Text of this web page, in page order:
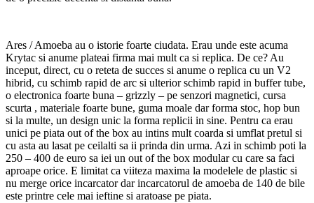
Ares / Amoeba au o istorie foarte ciudata. Erau unde este acuma
Krytac si anume plateai firma mai mult ca si replica. De ce? Au
inceput, direct, cu o reteta de succes si anume o replica cu un V2
hibrid, cu schimb rapid de arc si ulterior schimb rapid in buffer tube,
o electronica foarte buna – grizzly – pe senzori magnetici, cursa
scurta , materiale foarte bune, guma moale dar forma stoc, hop bun
si la multe, un design unic la forma replicii in sine. Pentru ca erau
unici pe piata out of the box au intins mult coarda si umflat pretul si
cu asta au lasat pe ceilalti sa ii prinda din urma. Azi in schimb poti la
250 – 400 de euro sa iei un out of the box modular cu care sa faci
aproape orice. E limitat ca viiteza maxima la modelele de plastic si
nu merge orice incarcator dar incarcatorul de amoeba de 140 de bile
este printre cele mai ieftine si aratoase pe piata.